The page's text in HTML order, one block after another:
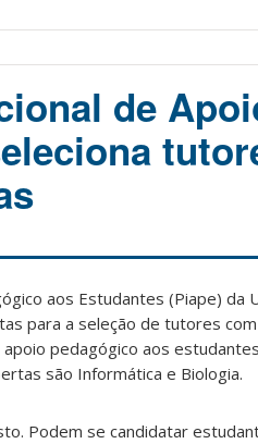
de
aos Estudantes (Piape) da
para a seleção de tutores
pedagógico aos
são Informática e Biologia.
Podem se candidatar